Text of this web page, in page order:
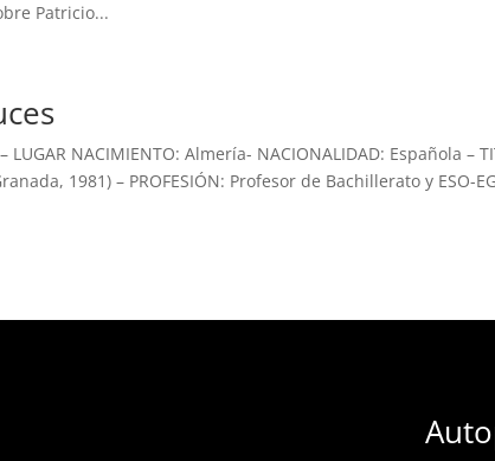
Patricio...
LUGAR NACIMIENTO: Almería- NACIONALIDAD: Española –
1981) – PROFESIÓN: Profesor de Bachillerato y ESO-